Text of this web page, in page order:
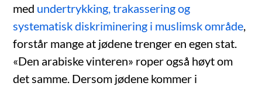
med undertrykking, trakassering og
systematisk diskriminering i muslimsk område
forstår mange at jødene trenger en egen stat.
«Den arabiske vinteren» roper også høyt om
det samme. Dersom jødene kommer i